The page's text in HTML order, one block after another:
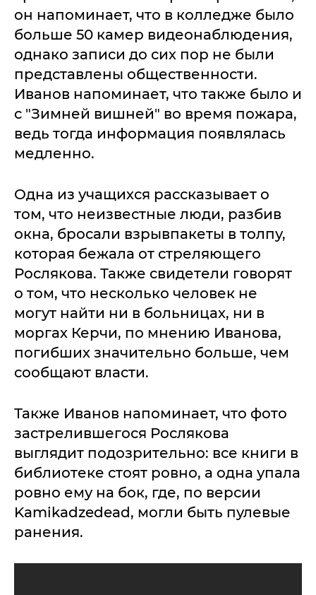
он напоминает, что в колледже было
больше 50 камер видеонаблюдения,
однако записи до сих пор не были
представлены общественности.
Иванов напоминает, что также было и
с "Зимней вишней" во время пожара,
ведь тогда информация появлялась
медленно.
Одна из учащихся рассказывает о
том, что неизвестные люди, разбив
окна, бросали взрывпакеты в толпу,
которая бежала от стреляющего
Рослякова. Также свидетели говорят
о том, что несколько человек не
могут найти ни в больницах, ни в
моргах Керчи, по мнению Иванова,
погибших значительно больше, чем
сообщают власти.
Также Иванов напоминает, что фото
застрелившегося Рослякова
выглядит подозрительно: все книги в
библиотеке стоят ровно, а одна упала
ровно ему на бок, где, по версии
Kamikadzedead, могли быть пулевые
ранения.